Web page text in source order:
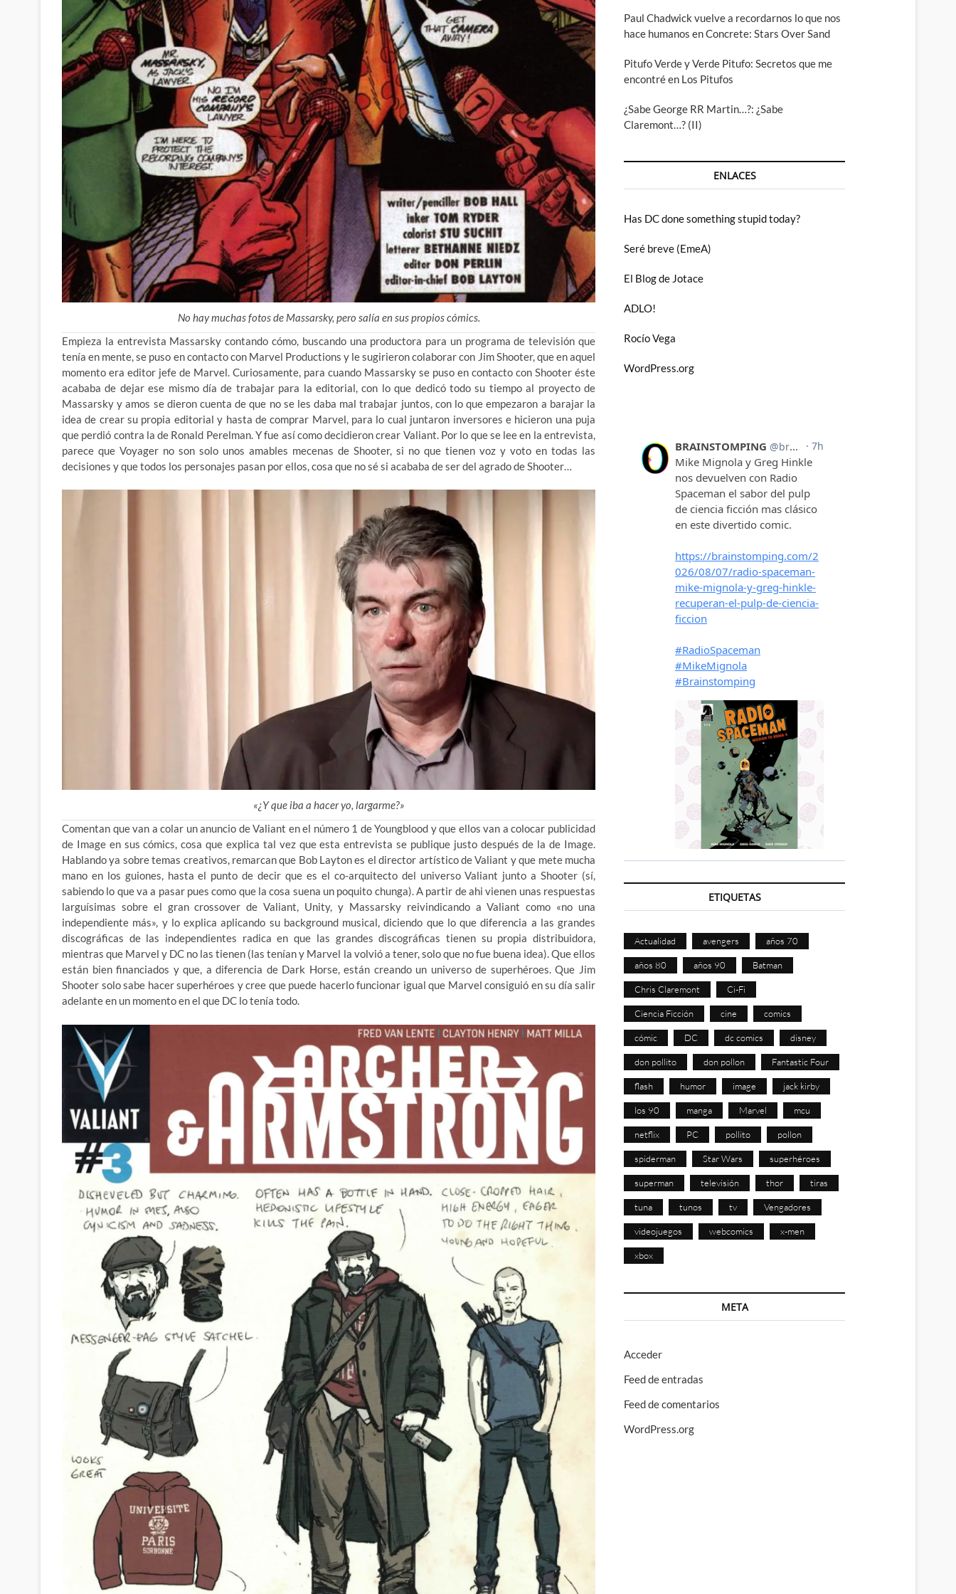
No hay muchas fotos de Massarsky, pero salía en sus propios cómics.
Empieza la entrevista Massarsky contando cómo, buscando una productora para un programa de televisión que
tenía en mente, se puso en contacto con Marvel Productions y le sugirieron colaborar con Jim Shooter, que en aquel
momento era editor jefe de Marvel. Curiosamente, para cuando Massarsky se puso en contacto con Shooter éste
acababa de dejar ese mismo día de trabajar para la editorial, con lo que dedicó todo su tiempo al proyecto de
Massarsky y amos se dieron cuenta de que no se les daba mal trabajar juntos, con lo que empezaron a barajar la
idea de crear su propia editorial y hasta de comprar Marvel, para lo cual juntaron inversores e hicieron una puja
que perdió contra la de Ronald Perelman. Y fue así como decidieron crear Valiant. Por lo que se lee en la entrevista,
parece que Voyager no son solo unos amables mecenas de Shooter, si no que tienen voz y voto en todas las
decisiones y que todos los personajes pasan por ellos, cosa que no sé si acababa de ser del agrado de Shooter…
«¿Y que iba a hacer yo, largarme?»
Comentan que van a colar un anuncio de Valiant en el número 1 de Youngblood y que ellos van a colocar publicidad
de Image en sus cómics, cosa que explica tal vez que esta entrevista se publique justo después de la de Image.
Hablando ya sobre temas creativos, remarcan que Bob Layton es el director artístico de Valiant y que mete mucha
mano en los guiones, hasta el punto de decir que es el co-arquitecto del universo Valiant junto a Shooter (sí,
sabiendo lo que va a pasar pues como que la cosa suena un poquito chunga). A partir de ahi vienen unas respuestas
larguísimas sobre el gran crossover de Valiant, Unity, y Massarsky reivindicando a Valiant como «no una
independiente más», y lo explica aplicando su background musical, diciendo que lo que diferencia a las grandes
discográficas de las independientes radica en que las grandes discográficas tienen su propia distribuidora,
mientras que Marvel y DC no las tienen (las tenían y Marvel la volvió a tener, solo que no fue buena idea). Que ellos
están bien financiados y que, a diferencia de Dark Horse, están creando un universo de superhéroes. Que Jim
Shooter solo sabe hacer superhéroes y cree que puede hacerlo funcionar igual que Marvel consiguió en su día salir
adelante en un momento en el que DC lo tenía todo.
Paul Chadwick vuelve a recordarnos lo que nos
hace humanos en Concrete: Stars Over Sand
Pitufo Verde y Verde Pitufo: Secretos que me
encontré en Los Pitufos
¿Sabe George RR Martin…?: ¿Sabe
Claremont…? (II)
ENLACES
Has DC done something stupid today?
Seré breve (EmeA)
El Blog de Jotace
ADLO!
Rocío Vega
WordPress.org
ETIQUETAS
Actualidad avengers años 70
años 80 años 90 Batman
Chris Claremont Ci-Fi
Ciencia Ficción cine comics
cómic DC dc comics disney
don pollito don pollon Fantastic Four
flash humor image jack kirby
los 90 manga Marvel mcu
netflix PC pollito pollon
spiderman Star Wars superhéroes
superman televisión thor tiras
tuna tunos tv Vengadores
videojuegos webcomics x-men
xbox
META
Acceder
Feed de entradas
Feed de comentarios
WordPress.org